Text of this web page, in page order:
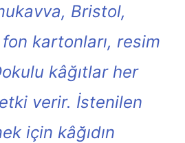
Bristol,
kartonları, resim
kâğıtlar her
verir. İstenilen
için kâğıdın